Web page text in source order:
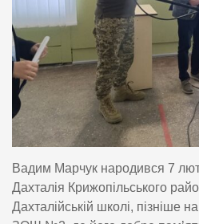
Вадим Марчук народився 7
Дахталія Крижопільського
Дахталійській школі, пізніше